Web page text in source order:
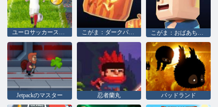
ユーロサッカースプリント こがま：ダークパルクール こがま：おばあちゃんのパルクール
Jetpackのマスター 忍者蘭丸 バッドランド